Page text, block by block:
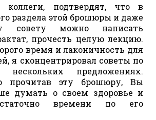
подтвердят, что в
раздела этой брошюры и даже
совету можно написать
прочесть целую лекцию.
время и лаконичность для
я сконцентрировал советы по
предложениях.
прочитав эту брошюру, Вы
думать о своем здоровье и
времени по его